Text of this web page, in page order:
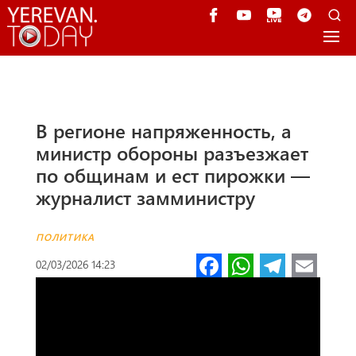
В регионе напряженность, а
министр обороны разъезжает
по общинам и ест пирожки —
журналист замминистру
ПОЛИТИКА
02/03/2026 14:23 Fa W Te